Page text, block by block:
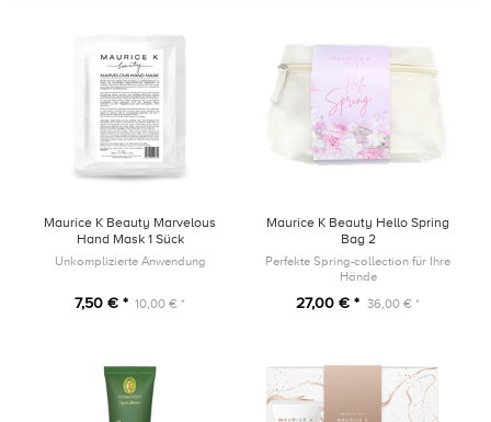
Maurice K Beauty Marvelous
Hand Mask 1 Sück
Unkomplizierte Anwendung
7,50 € * 10,00 € *
Maurice K Beauty Hello Spring
Bag 2
Perfekte Spring-collection für Ihre
Hände
27,00 € * 36,00 € *